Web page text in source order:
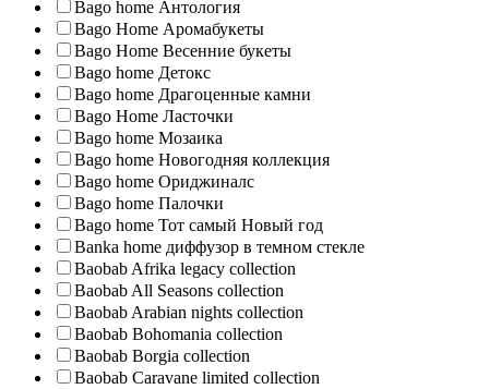
Bago home Антология
Bago Home Аромабукеты
Bago Home Весенние букеты
Bago home Детокс
Bago home Драгоценные камни
Bago Home Ласточки
Bago home Мозаика
Bago home Новогодняя коллекция
Bago home Ориджиналс
Bago home Палочки
Bago home Тот самый Новый год
Banka home диффузор в темном стекле
Baobab Afrika legacy collection
Baobab All Seasons collection
Baobab Arabian nights collection
Baobab Bohomania collection
Baobab Borgia collection
Baobab Caravane limited collection